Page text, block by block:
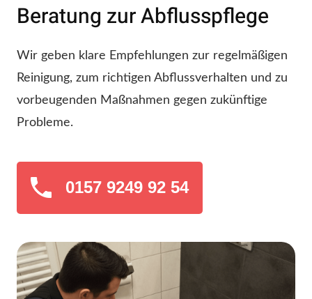
Beratung zur Abflusspflege
Wir geben klare Empfehlungen zur regelmäßigen
Reinigung, zum richtigen Abflussverhalten und zu
vorbeugenden Maßnahmen gegen zukünftige
Probleme.
0157 9249 92 54